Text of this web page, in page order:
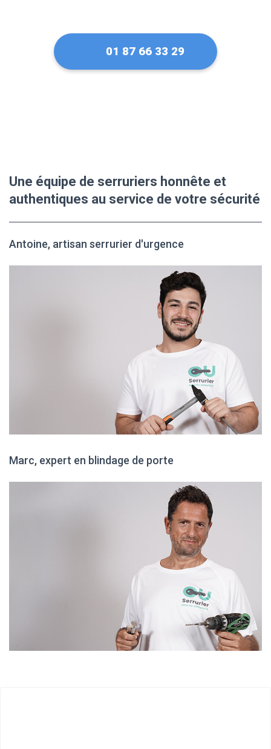
01 87 66 33 29
Une équipe de serruriers honnête et
authentiques au service de votre sécurité
Antoine, artisan serrurier d'urgence
Marc, expert en blindage de porte